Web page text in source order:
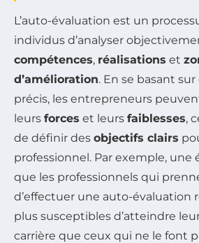
L’auto-évaluation est un
individus d’analyser
compétences, réalisations et
d’amélioration. En se basant
précis, les entrepreneurs
leurs forces et leurs faiblesses,
de définir des objectifs clairs
professionnel. Par exemple, une
que les professionnels qui
d’effectuer une auto-évaluation
plus susceptibles d’atteindre
carrière que ceux qui ne le font